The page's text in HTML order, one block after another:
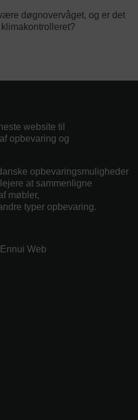
døgnovervåget, og er det
website til
opbevaring og
opbevaringsmuligheder
at sammenligne
møbler,
typer opbevaring.
Web